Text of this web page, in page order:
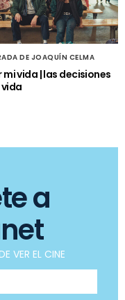
DE JOAQUÍN CELMA
mi vida | las decisiones
a
VER EL CINE